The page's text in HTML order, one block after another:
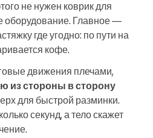
не нужен коврик для
оборудование. Главное —
где угодно: по пути на
кофе.
движения плечами,
из стороны в сторону
для быстрой разминки.
секунд, а тело скажет